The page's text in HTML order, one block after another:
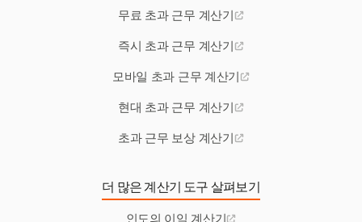
무료 초과 근무 계산기
즉시 초과 근무 계산기
모바일 초과 근무 계산기
현대 초과 근무 계산기
초과 근무 보상 계산기
더 많은 계산기 도구 살펴보기
인도의 이익 계산기